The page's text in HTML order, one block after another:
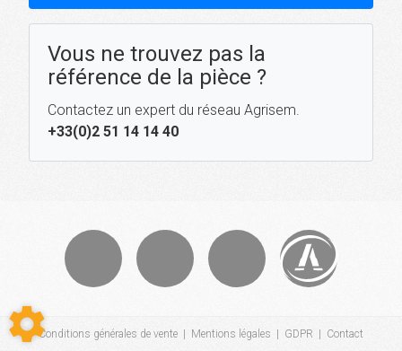
Vous ne trouvez pas la
référence de la pièce ?
Contactez un expert du réseau Agrisem.
+33(0)2 51 14 14 40
Conditions générales de vente Mentions légales GDPR Contact